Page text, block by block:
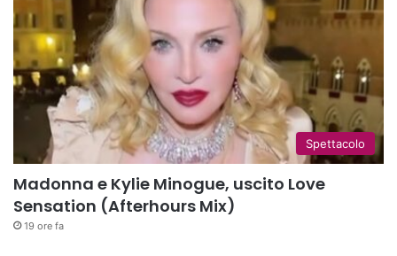
Spettacolo
Madonna e Kylie Minogue, uscito Love
Sensation (Afterhours Mix)
19 ore fa